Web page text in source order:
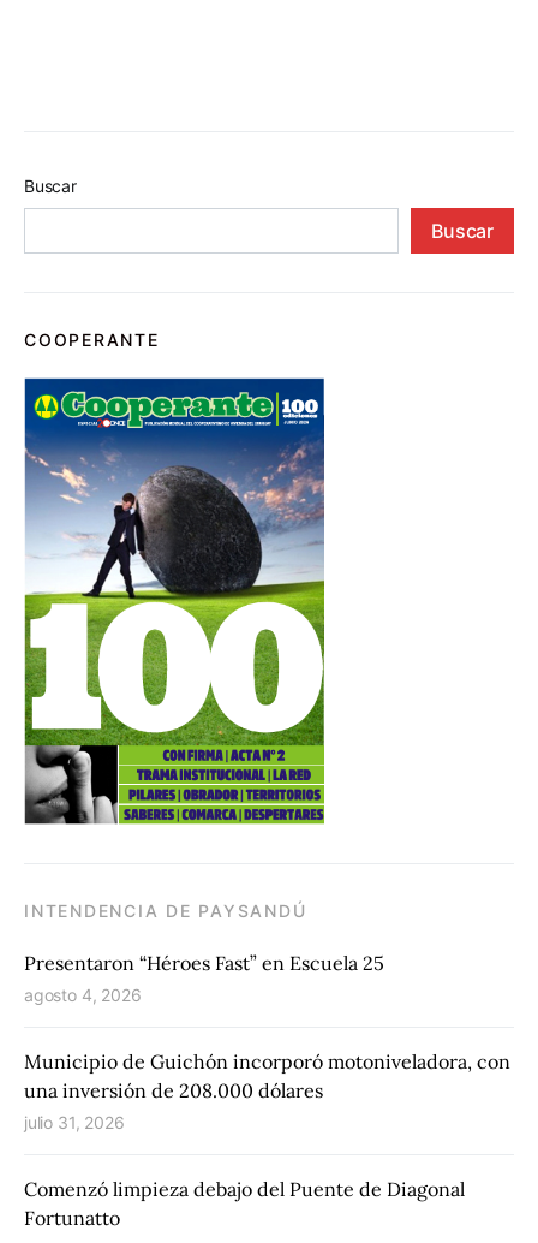
Buscar
Buscar
COOPERANTE
INTENDENCIA DE PAYSANDÚ
Presentaron “Héroes Fast” en Escuela 25
agosto 4, 2026
Municipio de Guichón incorporó motoniveladora, con
una inversión de 208.000 dólares
julio 31, 2026
Comenzó limpieza debajo del Puente de Diagonal
Fortunatto